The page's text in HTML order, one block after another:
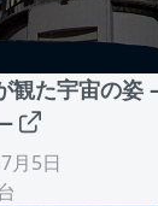
観た宇宙の
月5日